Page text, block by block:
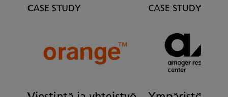
CASE STUDY CASE STUDY